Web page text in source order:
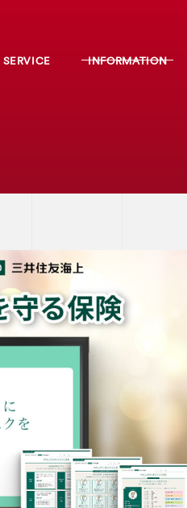
INFORMATION